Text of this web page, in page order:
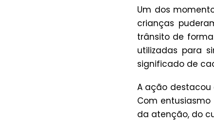
Um dos
crianças
trânsito de
utilizadas para
significado de
A ação
Com
da atenção, do